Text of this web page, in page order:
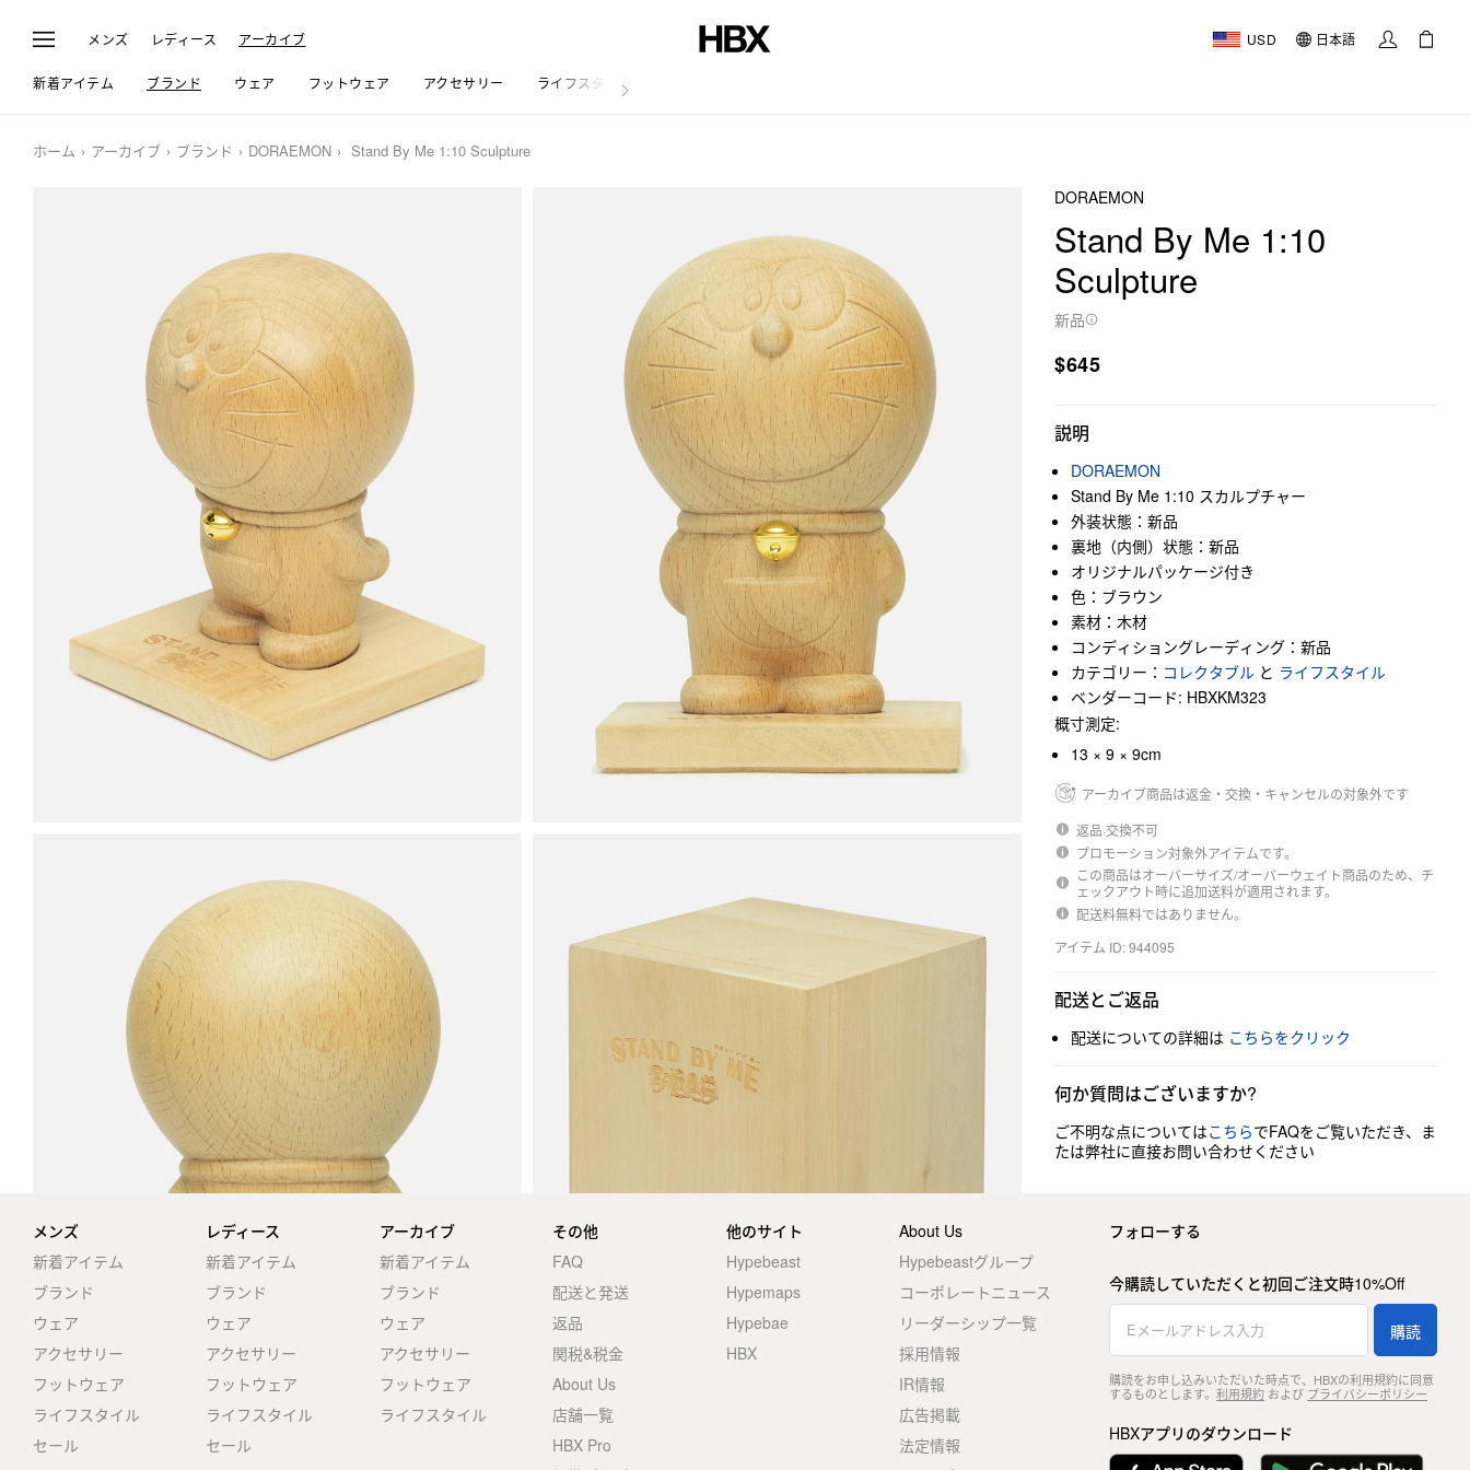
メンズ レディース アーカイブ USD 日本語
新着アイテム ブランド ウェア フットウェア アクセサリー ライフスタイル
ホーム アーカイブ ブランド DORAEMON Stand By Me 1:10 Sculpture
DORAEMON
Stand By Me 1:10
Sculpture
新品
$645
説明
DORAEMON
Stand By Me 1:10 スカルプチャー
外装状態：新品
裏地（内側）状態：新品
オリジナルパッケージ付き
色：ブラウン
素材：木材
コンディショングレーディング：新品
カテゴリー： コレクタブル と ライフスタイル
ベンダーコード: HBXKM323
概寸測定:
13 × 9 × 9cm
アーカイブ商品は返金・交換・キャンセルの対象外です
返品·交換不可
プロモーション対象外アイテムです。
この商品はオーバーサイズ/オーバーウェイト商品のため、チ
ェックアウト時に追加送料が適用されます。
配送料無料ではありません。
アイテム ID: 944095
配送とご返品
配送についての詳細は こちらをクリック
何か質問はございますか?
ご不明な点についてはこちらでFAQをご覧いただき、ま
たは弊社に直接お問い合わせください
メンズ
新着アイテム
ブランド
ウェア
アクセサリー
フットウェア
ライフスタイル
セール
レディース
新着アイテム
ブランド
ウェア
アクセサリー
フットウェア
ライフスタイル
セール
アーカイブ
新着アイテム
ブランド
ウェア
アクセサリー
フットウェア
ライフスタイル
その他
FAQ
配送と発送
返品
関税&税金
About Us
店舗一覧
HBX Pro
他のサイト
Hypebeast
Hypemaps
Hypebae
HBX
About Us
Hypebeastグループ
コーポレートニュース
リーダーシップ一覧
採用情報
IR情報
広告掲載
法定情報
フォローする
今購読していただくと初回ご注文時10%Off
購読
購読をお申し込みいただいた時点で、HBXの利用規約に同意
するものとします。 利用規約および プライバシーポリシー
HBXアプリのダウンロード